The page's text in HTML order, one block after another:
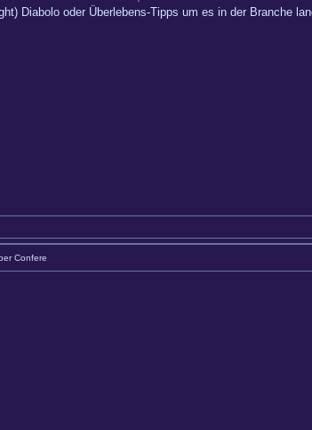
Diabolo oder Überlebens-Tipps um es in der Branche
Confere